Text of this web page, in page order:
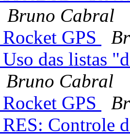
Bruno Cabral
GPS
das listas
Bruno Cabral
GPS
Controle